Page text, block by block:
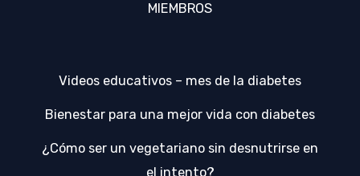
MIEMBROS
Videos educativos – mes de la diabetes
Bienestar para una mejor vida con diabetes
¿Cómo ser un vegetariano sin desnutrirse en
el intento?